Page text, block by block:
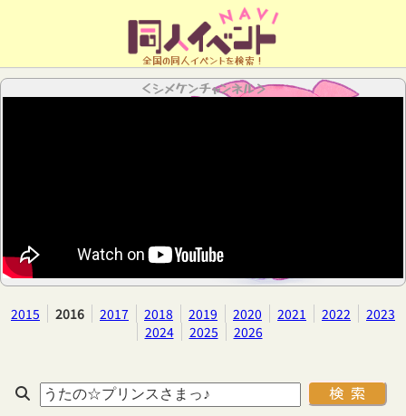
全国の同人イベントを検索！
＜シメケンチャンネル＞
2015 2016 2017 2018 2019 2020 2021 2022
2023
2024
2025 2026